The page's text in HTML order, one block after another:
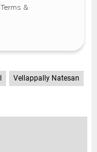
Terms &
Vellappally Natesan